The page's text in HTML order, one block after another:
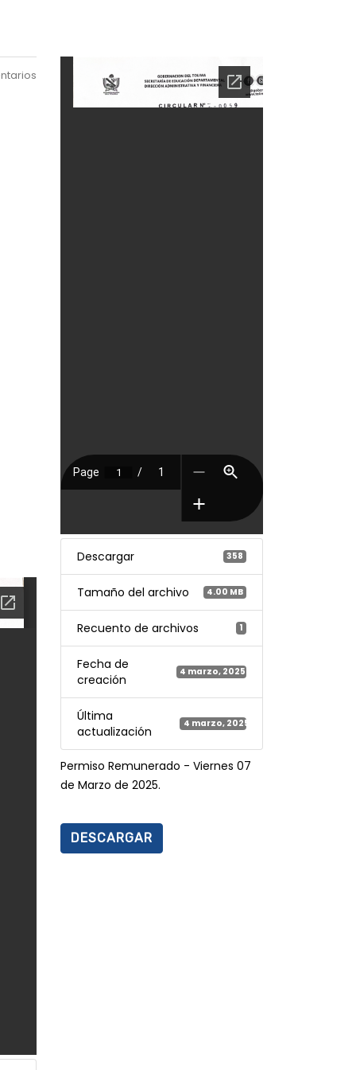
Descargar 358
Tamaño del archivo 4.00 MB
Recuento de archivos 1
Fecha de
creación
4 marzo, 2025
Última
actualización
4 marzo, 2025
Permiso Remunerado - Viernes 07
de Marzo de 2025.
DESCARGAR